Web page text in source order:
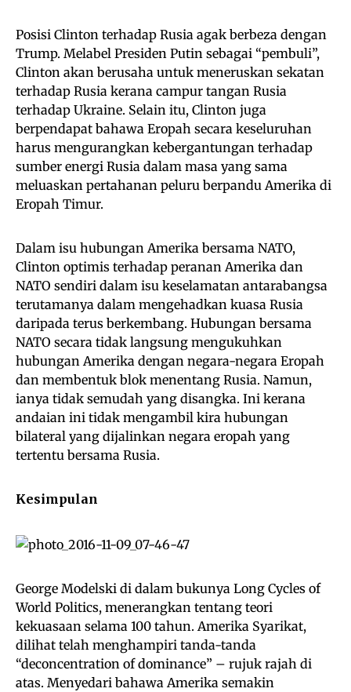
Posisi Clinton terhadap Rusia agak berbeza dengan
Trump. Melabel Presiden Putin sebagai “pembuli”,
Clinton akan berusaha untuk meneruskan sekatan
terhadap Rusia kerana campur tangan Rusia
terhadap Ukraine. Selain itu, Clinton juga
berpendapat bahawa Eropah secara keseluruhan
harus mengurangkan kebergantungan terhadap
sumber energi Rusia dalam masa yang sama
meluaskan pertahanan peluru berpandu Amerika di
Eropah Timur.
Dalam isu hubungan Amerika bersama NATO,
Clinton optimis terhadap peranan Amerika dan
NATO sendiri dalam isu keselamatan antarabangsa
terutamanya dalam mengehadkan kuasa Rusia
daripada terus berkembang. Hubungan bersama
NATO secara tidak langsung mengukuhkan
hubungan Amerika dengan negara-negara Eropah
dan membentuk blok menentang Rusia. Namun,
ianya tidak semudah yang disangka. Ini kerana
andaian ini tidak mengambil kira hubungan
bilateral yang dijalinkan negara eropah yang
tertentu bersama Rusia.
Kesimpulan
George Modelski di dalam bukunya Long Cycles of
World Politics, menerangkan tentang teori
kekuasaan selama 100 tahun. Amerika Syarikat,
dilihat telah menghampiri tanda-tanda
“deconcentration of dominance” – rujuk rajah di
atas. Menyedari bahawa Amerika semakin